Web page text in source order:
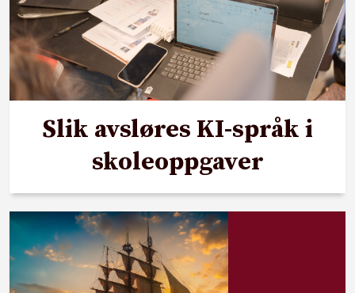
Slik avsløres KI-språk i
skoleoppgaver